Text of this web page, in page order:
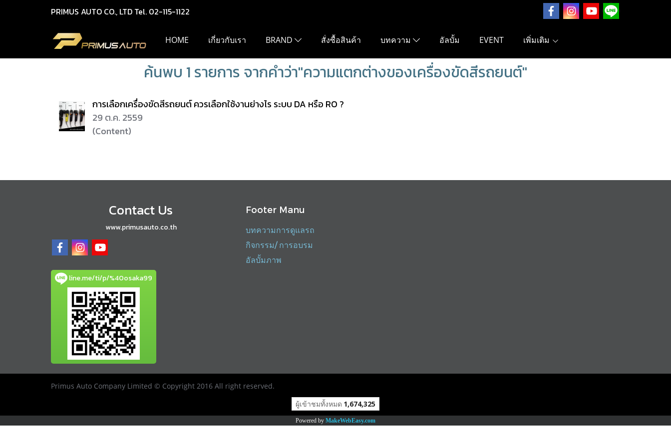
PRIMUS AUTO CO., LTD Tel. 02-115-1122
HOME เกี่ยวกับเรา BRAND สั่งซื้อสินค้า บทความ อัลบั้ม EVENT เพิ่มเติม
ค้นพบ 1 รายการ จากคำว่า"ความแตกต่างของเครื่องขัดสีรถยนต์"
การเลือกเครื่องขัดสีรถยนต์ ควรเลือกใช้งานย่างไร ระบบ DA หรือ RO ?
29 ต.ค. 2559
(Content)
Contact Us
www.primusauto.co.th
line.me/ti/p/%40osaka99
Footer Manu
บทความการดูแลรถ
กิจกรรม/ การอบรม
อัลบั้มภาพ
Primus Auto Company Limited © Copyright 2016 All right reserved.
ผู้เข้าชมทั้งหมด 1,674,325
Powered by MakeWebEasy.com